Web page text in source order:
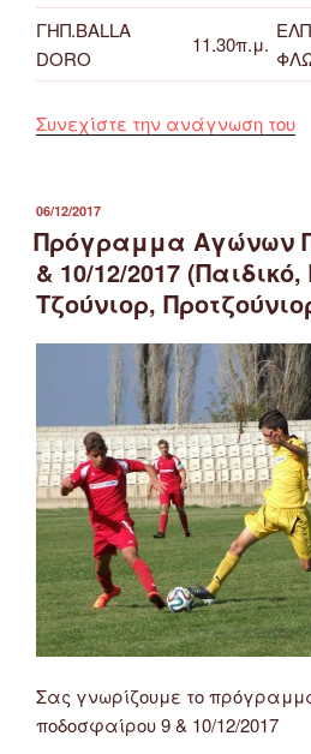
ΓΗΠ.BALLA
DORO
11.30π.μ.
Συνεχίστε την ανάγνωση του
ΔΗΜΟΣΙΕΎΤΗΚΕ
ΣΤΙΣ
06/12/2017
Πρόγραμμα Αγώνων
& 10/12/2017
Τζούνιορ,
Σας γνωρίζουμε το
ποδοσφαίρου 9 & 10/12/2017